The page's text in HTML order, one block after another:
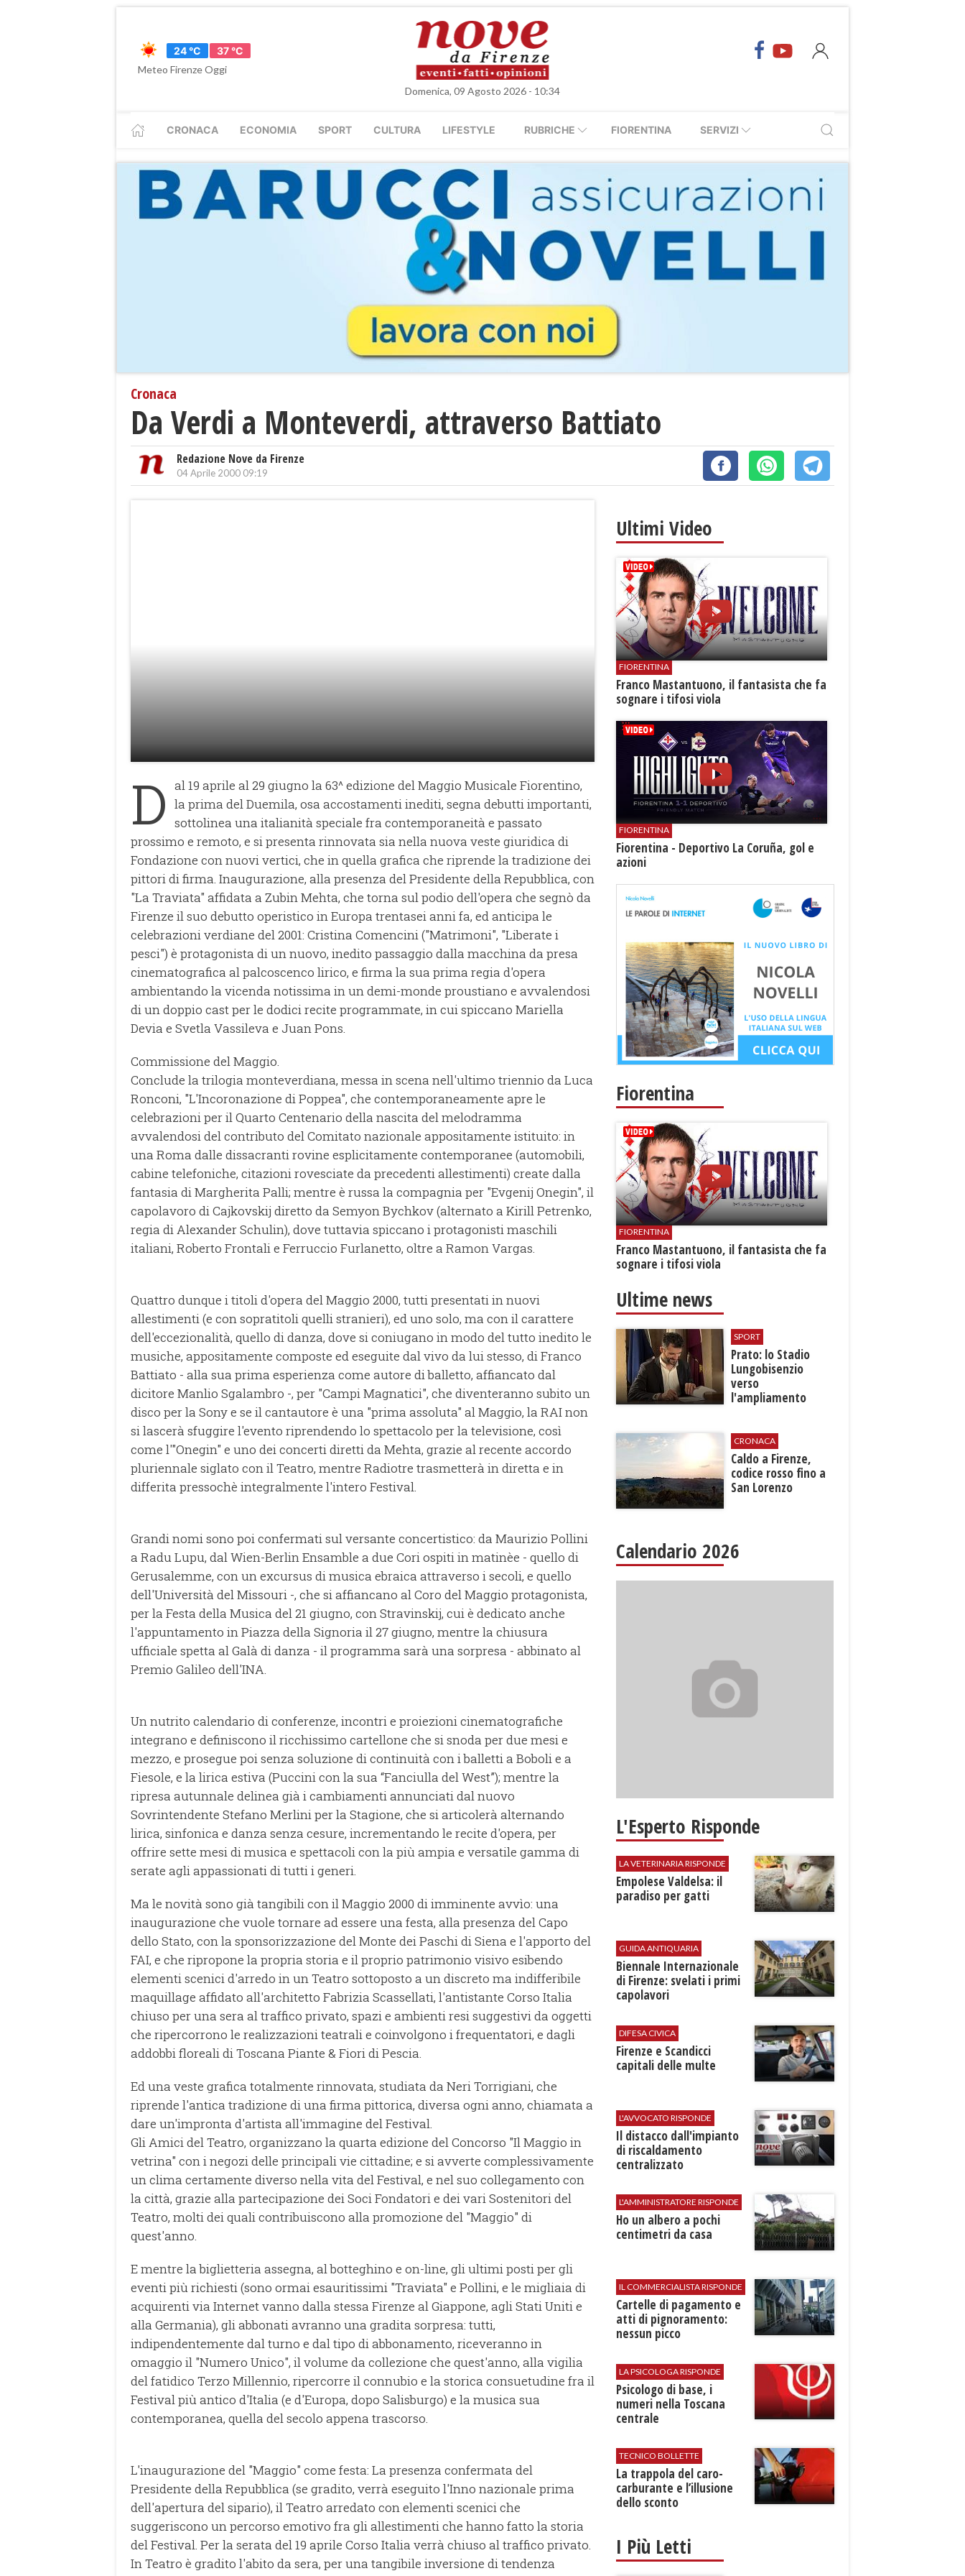
24 °C
37 °C
Meteo Firenze Oggi
Domenica, 09 Agosto 2026 - 10:34
CRONACA ECONOMIA SPORT CULTURA LIFESTYLE RUBRICHE FIORENTINA SERVIZI
Cronaca
Da Verdi a Monteverdi, attraverso Battiato
Redazione Nove da Firenze
04 Aprile 2000 09:19
D al 19 aprile al 29 giugno la 63^ edizione del Maggio Musicale Fiorentino,
la prima del Duemila, osa accostamenti inediti, segna debutti importanti,
sottolinea una italianità speciale fra contemporaneità e passato
prossimo e remoto, e si presenta rinnovata sia nella nuova veste giuridica di
Fondazione con nuovi vertici, che in quella grafica che riprende la tradizione dei
pittori di firma. Inaugurazione, alla presenza del Presidente della Repubblica, con
"La Traviata" affidata a Zubin Mehta, che torna sul podio dell'opera che segnò da
Firenze il suo debutto operistico in Europa trentasei anni fa, ed anticipa le
celebrazioni verdiane del 2001: Cristina Comencini ("Matrimoni", "Liberate i
pesci") è protagonista di un nuovo, inedito passaggio dalla macchina da presa
cinematografica al palcoscenco lirico, e firma la sua prima regia d'opera
ambientando la vicenda notissima in un demi-monde proustiano e avvalendosi
di un doppio cast per le dodici recite programmate, in cui spiccano Mariella
Devia e Svetla Vassileva e Juan Pons.
Commissione del Maggio.
Conclude la trilogia monteverdiana, messa in scena nell'ultimo triennio da Luca
Ronconi, "L'Incoronazione di Poppea", che contemporaneamente apre le
celebrazioni per il Quarto Centenario della nascita del melodramma
avvalendosi del contributo del Comitato nazionale appositamente istituito: in
una Roma dalle dissacranti rovine esplicitamente contemporanee (automobili,
cabine telefoniche, citazioni rovesciate da precedenti allestimenti) create dalla
fantasia di Margherita Palli; mentre è russa la compagnia per "Evgenij Onegin", il
capolavoro di Cajkovskij diretto da Semyon Bychkov (alternato a Kirill Petrenko,
regia di Alexander Schulin), dove tuttavia spiccano i protagonisti maschili
italiani, Roberto Frontali e Ferruccio Furlanetto, oltre a Ramon Vargas.
Quattro dunque i titoli d'opera del Maggio 2000, tutti presentati in nuovi
allestimenti (e con sopratitoli quelli stranieri), ed uno solo, ma con il carattere
dell'eccezionalità, quello di danza, dove si coniugano in modo del tutto inedito le
musiche, appositamente composte ed eseguite dal vivo da lui stesso, di Franco
Battiato - alla sua prima esperienza come autore di balletto, affiancato dal
dicitore Manlio Sgalambro -, per "Campi Magnatici", che diventeranno subito un
disco per la Sony e se il cantautore è una "prima assoluta" al Maggio, la RAI non
si lascerà sfuggire l'evento riprendendo lo spettacolo per la televisione, così
come l'"Onegin" e uno dei concerti diretti da Mehta, grazie al recente accordo
pluriennale siglato con il Teatro, mentre Radiotre trasmetterà in diretta e in
differita pressochè integralmente l'intero Festival.
Grandi nomi sono poi confermati sul versante concertistico: da Maurizio Pollini
a Radu Lupu, dal Wien-Berlin Ensamble a due Cori ospiti in matinèe - quello di
Gerusalemme, con un excursus di musica ebraica attraverso i secoli, e quello
dell'Università del Missouri -, che si affiancano al Coro del Maggio protagonista,
per la Festa della Musica del 21 giugno, con Stravinskij, cui è dedicato anche
l'appuntamento in Piazza della Signoria il 27 giugno, mentre la chiusura
ufficiale spetta al Galà di danza - il programma sarà una sorpresa - abbinato al
Premio Galileo dell'INA.
Un nutrito calendario di conferenze, incontri e proiezioni cinematografiche
integrano e definiscono il ricchissimo cartellone che si snoda per due mesi e
mezzo, e prosegue poi senza soluzione di continuità con i balletti a Boboli e a
Fiesole, e la lirica estiva (Puccini con la sua “Fanciulla del West”); mentre la
ripresa autunnale delinea già i cambiamenti annunciati dal nuovo
Sovrintendente Stefano Merlini per la Stagione, che si articolerà alternando
lirica, sinfonica e danza senza cesure, incrementando le recite d'opera, per
offrire sette mesi di musica e spettacoli con la più ampia e versatile gamma di
serate agli appassionati di tutti i generi.
Ma le novità sono già tangibili con il Maggio 2000 di imminente avvìo: una
inaugurazione che vuole tornare ad essere una festa, alla presenza del Capo
dello Stato, con la sponsorizzazione del Monte dei Paschi di Siena e l'apporto del
FAI, e che ripropone la propria storia e il proprio patrimonio visivo esibendo
elementi scenici d'arredo in un Teatro sottoposto a un discreto ma indifferibile
maquillage affidato all'architetto Fabrizia Scassellati, l'antistante Corso Italia
chiuso per una sera al traffico privato, spazi e ambienti resi suggestivi da oggetti
che ripercorrono le realizzazioni teatrali e coinvolgono i frequentatori, e dagli
addobbi floreali di Toscana Piante & Fiori di Pescia.
Ed una veste grafica totalmente rinnovata, studiata da Neri Torrigiani, che
riprende l'antica tradizione di una firma pittorica, diversa ogni anno, chiamata a
dare un'impronta d'artista all'immagine del Festival.
Gli Amici del Teatro, organizzano la quarta edizione del Concorso "Il Maggio in
vetrina" con i negozi delle principali vie cittadine; e si avverte complessivamente
un clima certamente diverso nella vita del Festival, e nel suo collegamento con
la città, grazie alla partecipazione dei Soci Fondatori e dei vari Sostenitori del
Teatro, molti dei quali contribuiscono alla promozione del "Maggio" di
quest'anno.
E mentre la biglietteria assegna, al botteghino e on-line, gli ultimi posti per gli
eventi più richiesti (sono ormai esauritissimi "Traviata" e Pollini, e le migliaia di
acquirenti via Internet vanno dalla stessa Firenze al Giappone, agli Stati Uniti e
alla Germania), gli abbonati avranno una gradita sorpresa: tutti,
indipendentemente dal turno e dal tipo di abbonamento, riceveranno in
omaggio il "Numero Unico", il volume da collezione che quest'anno, alla vigilia
del fatidico Terzo Millennio, ripercorre il connubio e la storica consuetudine fra il
Festival più antico d'Italia (e d'Europa, dopo Salisburgo) e la musica sua
contemporanea, quella del secolo appena trascorso.
L'inaugurazione del "Maggio" come festa: La presenza confermata del
Presidente della Repubblica (se gradito, verrà eseguito l'Inno nazionale prima
dell'apertura del sipario), il Teatro arredato con elementi scenici che
suggeriscono un percorso emotivo fra gli allestimenti che hanno fatto la storia
del Festival. Per la serata del 19 aprile Corso Italia verrà chiuso al traffico privato.
In Teatro è gradito l'abito da sera, per una tangibile inversione di tendenza
Ultimi Video
FIORENTINA
Franco Mastantuono, il fantasista che fa
sognare i tifosi viola
FIORENTINA
Fiorentina - Deportivo La Coruña, gol e
azioni
Fiorentina
FIORENTINA
Franco Mastantuono, il fantasista che fa
sognare i tifosi viola
Ultime news
SPORT
Prato: lo Stadio
Lungobisenzio
verso
l'ampliamento
CRONACA
Caldo a Firenze,
codice rosso fino a
San Lorenzo
Calendario 2026
L'Esperto Risponde
LA VETERINARIA RISPONDE
Empolese Valdelsa: il
paradiso per gatti
GUIDA ANTIQUARIA
Biennale Internazionale
di Firenze: svelati i primi
capolavori
DIFESA CIVICA
Firenze e Scandicci
capitali delle multe
L'AVVOCATO RISPONDE
Il distacco dall'impianto
di riscaldamento
centralizzato
L'AMMINISTRATORE RISPONDE
Ho un albero a pochi
centimetri da casa
IL COMMERCIALISTA RISPONDE
Cartelle di pagamento e
atti di pignoramento:
nessun picco
LA PSICOLOGA RISPONDE
Psicologo di base, i
numeri nella Toscana
centrale
TECNICO BOLLETTE
​La trappola del caro-
carburante e l’illusione
dello sconto
I Più Letti